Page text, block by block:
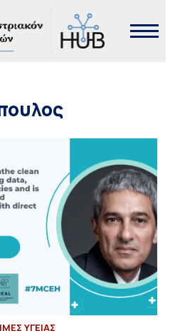
ΥΓΕΙΑΣ